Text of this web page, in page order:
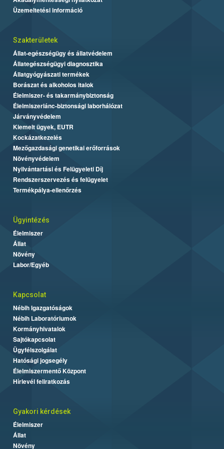
Üzemeltetési információ
Szakterületek
Állat-egészségügy és állatvédelem
Állategészségügyi diagnosztika
Állatgyógyászati termékek
Borászat és alkoholos italok
Élelmiszer- és takarmánybiztonság
Élelmiszerlánc-biztonsági laborhálózat
Járványvédelem
Kiemelt ügyek, EUTR
Kockázatkezelés
Mezőgazdasági genetikai erőforrások
Növényvédelem
Nyilvántartási és Felügyeleti Díj
Rendszerszervezés és felügyelet
Termékpálya-ellenőrzés
Ügyintézés
Élelmiszer
Állat
Növény
Labor/Egyéb
Kapcsolat
Nébih Igazgatóságok
Nébih Laboratóriumok
Kormányhivatalok
Sajtókapcsolat
Ügyfélszolgálat
Hatósági jogsegély
Élelmiszermentő Központ
Hírlevél feliratkozás
Gyakori kérdések
Élelmiszer
Állat
Növény